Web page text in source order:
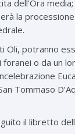
dell’Ora
la
Oli, potranno
foranei o da un
Tommaso
il libretto